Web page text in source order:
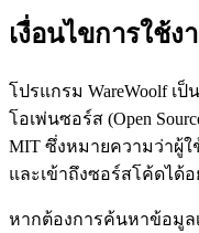
เงื่อนไขการใช้ง
โปรแกรม WareWoolf เ
โอเพ่นซอร์ส (Open
MIT ซึ่งหมายความว่าผู้ใ
และเข้าถึงซอร์สโค้ดได้อ
หากต้องการค้นหาข้อมู